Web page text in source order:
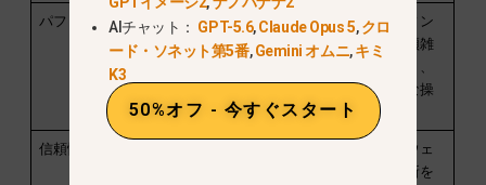
パフォーマンス
高速；ブラウザ環
境による
分離されたウィン
ドウとタブの煩雑
さの軽減により、
わずかに高速な操
作感を実現
信頼性
高い信頼性；ウェ
ブサイトの更新を
AIチャット： GPT-5.6,Claude Opus 5,クロ
ード・ソネット第5番,Gemini オムニ,キミ
K3
50%オフ - 今すぐスタート